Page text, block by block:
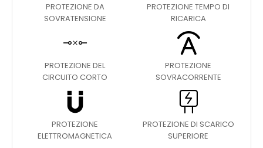
PROTEZIONE DA
SOVRATENSIONE
PROTEZIONE TEMPO DI
RICARICA
PROTEZIONE DEL
CIRCUITO CORTO
PROTEZIONE
SOVRACORRENTE
PROTEZIONE
ELETTROMAGNETICA
PROTEZIONE DI SCARICO
SUPERIORE